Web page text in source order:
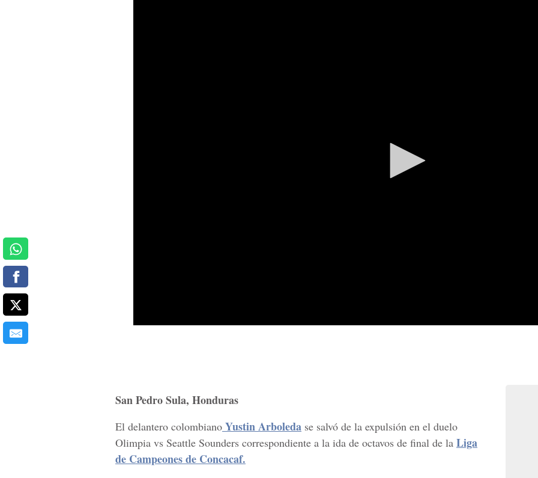
San Pedro Sula, Honduras
El delantero colombiano Yustin Arboleda se salvó de la expulsión en el duelo
Olimpia vs Seattle Sounders correspondiente a la ida de octavos de final de la Liga
de Campeones de Concacaf.